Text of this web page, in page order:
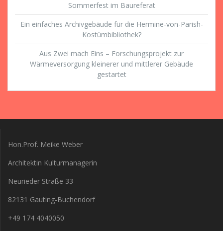
Sommerfest im Baureferat
Ein einfaches Archivgebäude für die Hermine-von-Parish-
Kostümbibliothek?
Aus Zwei mach Eins – Forschungsprojekt zur
Wärmeversorgung kleinerer und mittlerer Gebäude
gestartet
Hon.Prof. Meike Weber
Architektin Kulturmanagerin
Neurieder Straße 33
82131 Gauting-Buchendorf
+49 174 4040050